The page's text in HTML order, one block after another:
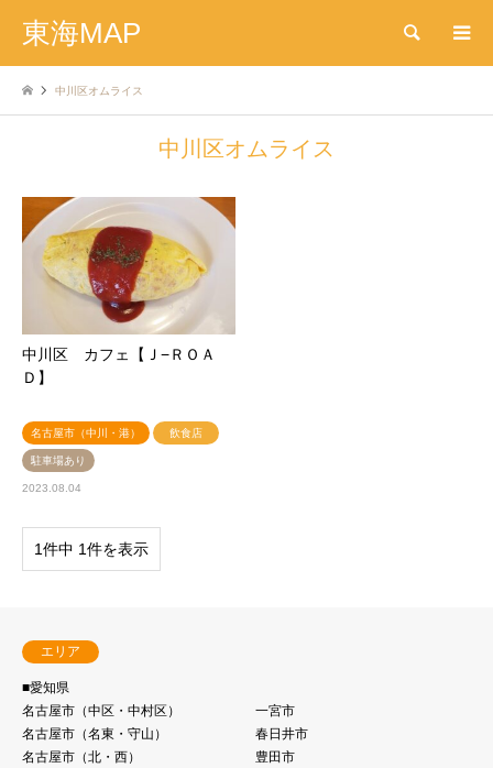
東海MAP 検索
中川区オムライス
中川区オムライス
中川区 カフェ【Ｊ−ＲＯＡ
Ｄ】
名古屋市（中川・港） 飲食店
駐車場あり
2023.08.04
1件中 1件を表示
エリア
■愛知県
名古屋市（中区・中村区）
名古屋市（名東・守⼭）
名古屋市（北・⻄）
一宮市
春日井市
豊田市